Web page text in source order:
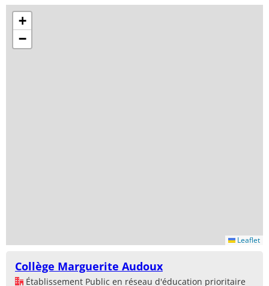
+
−
Leaflet
Collège Marguerite Audoux
Établissement Public en réseau d'éducation prioritaire